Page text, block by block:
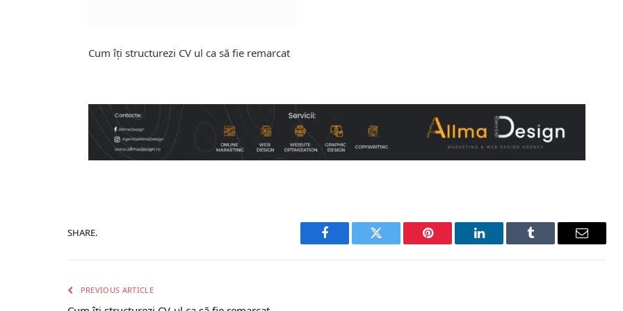
Cum îți structurezi CV ul ca să fie remarcat
SHARE.
Facebook Twitter Pinterest LinkedIn Tumblr Email
PREVIOUS ARTICLE